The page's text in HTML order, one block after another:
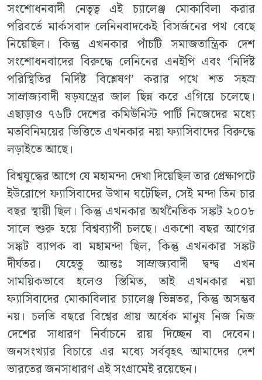
সংশোধনবাদী নেতৃত্ব এই চ্যালেঞ্জ মোকাবিলা করার
পরিবর্তে মার্কসবাদ লেনিনবাদকেই বিসর্জনের পথ বেছে
নিয়েছিল। কিন্তু এখনকার পাঁচটি সমাজতান্ত্রিক দেশ
সংশোধনবাদের বিরুদ্ধে লেনিনের এনইপি এবং ‘নির্দিষ্ট
পরিস্থিতির নির্দিষ্ট বিশ্লেষণ’ করার পথে শত সহস্র
সাম্রাজ্যবাদী ষড়যন্ত্রের জাল ছিন্ন করে এগিয়ে চলেছে।
এছাড়াও ৭৬টি দেশের কমিউনিস্ট পার্টি নিজেদের মধ্যে
মতবিনিময়ের ভিত্তিতে এখনকার নয়া ফ্যাসিবাদের বিরুদ্ধে
লড়াইতে আছে।
বিশ্বযুদ্ধের আগে যে মহামন্দা দেখা দিয়েছিল তার প্রেক্ষাপটে
ইউরোপে ফ্যাসিবাদের উত্থান ঘটেছিল, সেই মন্দা তিন চার
বছর স্থায়ী ছিল। কিন্তু এখনকার অর্থনৈতিক সঙ্কট ২০০৮
সালে শুরু হয়ে বিশ্বব্যাপী চলছে। একশো বছর আগের
সঙ্কট ব্যাপক বা মহামন্দা ছিল, কিন্তু এখনকার সঙ্কট
দীর্ঘতর। যেহেতু আন্তঃ সাম্রাজ্যবাদী দ্বন্দ্ব এখন
সাময়িকভাবে হলেও স্তিমিত, তাই এখনকার নয়া
ফ্যাসিবাদের মোকাবিলার চ্যালেঞ্জ ভিন্নতর, কিন্তু অসম্ভব
নয়। চলতি বছরে বিশ্বের প্রায় অর্ধেক মানুষ নিজ নিজ
দেশের সাধারণ নির্বাচনে রায় দিচ্ছেন বা দেবেন।
জনসংখ্যার বিচারে এর মধ্যে সর্ববৃহৎ আমাদের দেশ
ভারতের জনসাধারণ এই সংগ্রামেই রয়েছেন।